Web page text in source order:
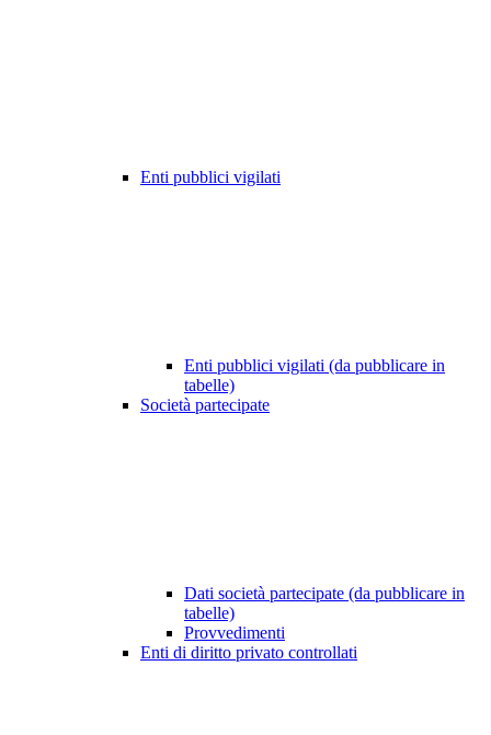
Enti pubblici vigilati
Enti pubblici vigilati (da pubblicare in
tabelle)
Società partecipate
Dati società partecipate (da pubblicare in
tabelle)
Provvedimenti
Enti di diritto privato controllati